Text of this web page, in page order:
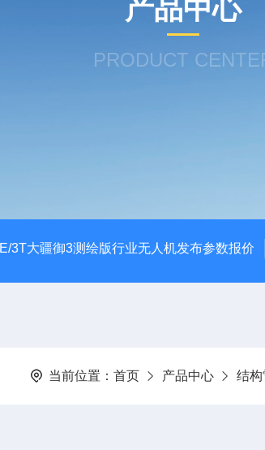
产品中心
PRODUCT
3T大疆御3测绘版行业无人机发布参数报价
当前位置： 首页 产品中心 结构